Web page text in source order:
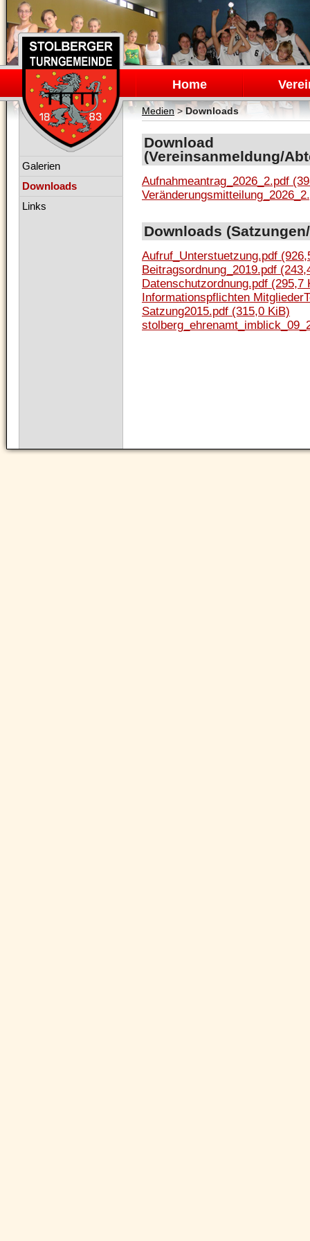
Navigation
überspringen
Home
Medien>Downloads
Download
(Vereinsanmeldung/
Aufnahmeantrag_2026_2.pdf
Downloads
Aufruf_Unterstuetzung.pdf
Beitragsordnung_2019.pdf
Datenschutzordnung.pdf (295,7
Informationspflichten
Satzung2015.pdf (315,0 KiB)
Navigation
Galerien
Downloads
Links
Navigation